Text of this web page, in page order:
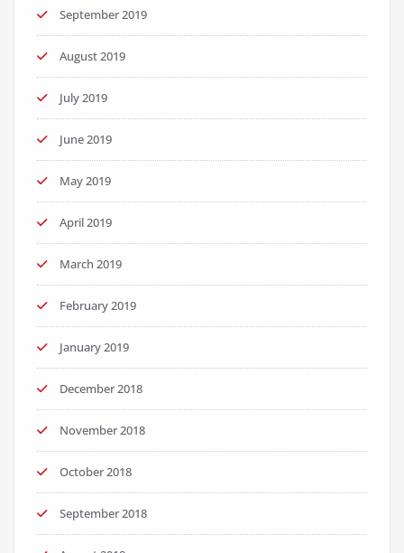
September 2019
August 2019
July 2019
June 2019
May 2019
April 2019
March 2019
February 2019
January 2019
December 2018
November 2018
October 2018
September 2018